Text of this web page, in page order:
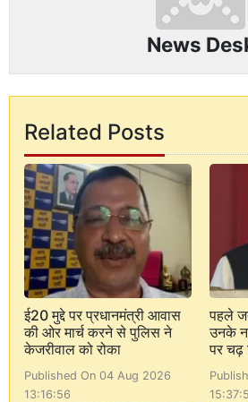
News
Related Posts
ई20 मुद्दे पर प्रधानमंत्री आवास
की ओर मार्च करने से पुलिस ने
केजरीवाल को रोका
Published On 04 Aug 2026
13:16:56
पहले
उनके
पर चढ़